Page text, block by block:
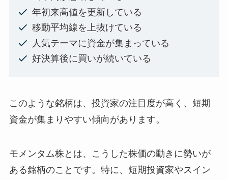
年初来高値を更新している
移動平均線を上抜けている
人気テーマに資金が集まっている
好決算後に買いが続いている
このような銘柄は、投資家の注目度が高く、短期
資金が集まりやすい傾向があります。
モメンタム株とは、こうした株価の動きに勢いが
ある銘柄のことです。特に、短期投資家やスイン